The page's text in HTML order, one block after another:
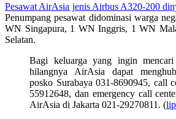
Pesawat AirAsia jenis Airbus A320-200
Penumpang pesawat didominasi warga
WN Singapura, 1 WN Inggris, 1 WN
Selatan.
Bagi keluarga yang ingin
hilangnya AirAsia dapat
posko Surabaya 031-8690945, call
55912648, dan emergency call
AirAsia di Jakarta 021-29270811. (